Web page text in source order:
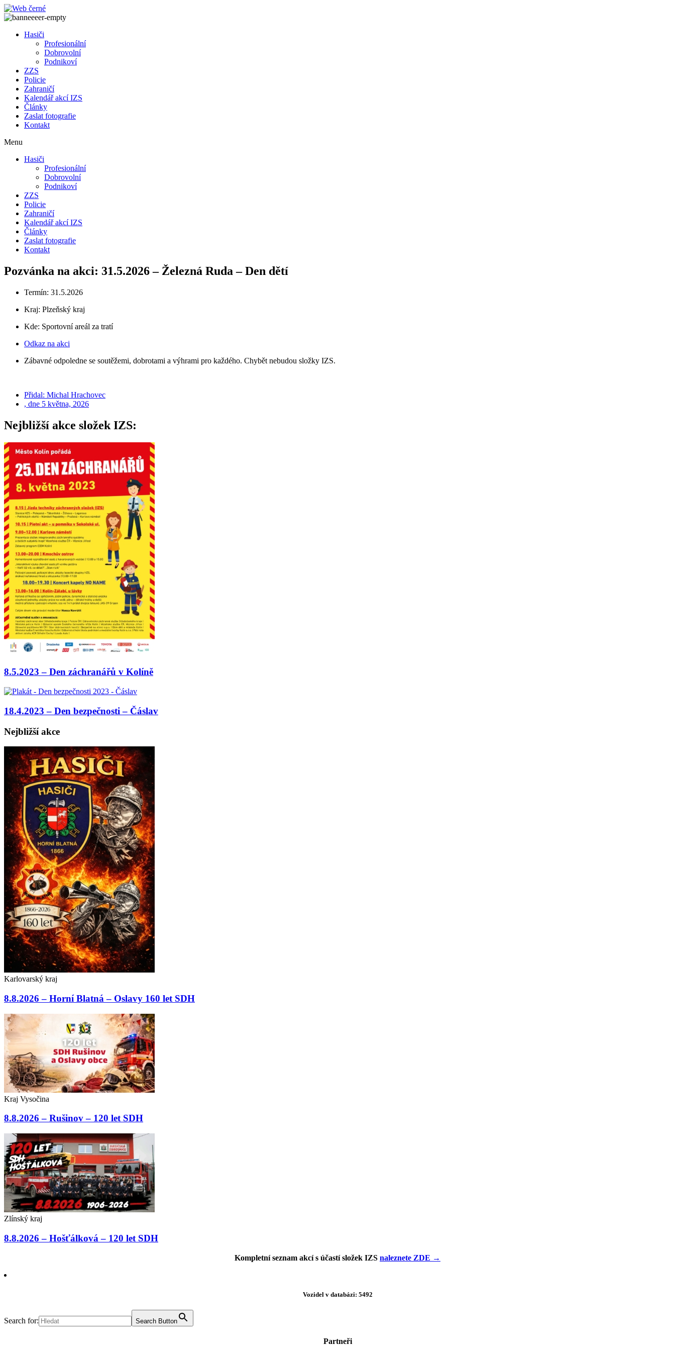
Přejít
k
Hasiči
Profesionální
Dobrovolní
Podnikoví
ZZS
Policie
Zahraničí
Kalendář akcí IZS
Články
Zaslat fotografie
Kontakt
Menu
Hasiči
Profesionální
Dobrovolní
Podnikoví
ZZS
Policie
Zahraničí
Kalendář akcí IZS
Články
Zaslat fotografie
Kontakt
Pozvánka na akci: 31.5.2026 – Železná Ruda – Den dětí
Termín: 31.5.2026
Kraj: Plzeňský kraj
Kde: Sportovní areál za tratí
Odkaz na akci
Zábavné odpoledne se soutěžemi, dobrotami a výhrami pro každého. Chybět nebudou složky IZS.
Přidal: Michal Hrachovec
, dne 5 května, 2026
Nejbližší akce složek IZS:
8.5.2023 – Den záchranářů v Kolíně
18.4.2023 – Den bezpečnosti – Čáslav
Nejbližší akce
Karlovarský kraj
8.8.2026 – Horní Blatná – Oslavy 160 let SDH
Kraj Vysočina
8.8.2026 – Rušinov – 120 let SDH
Zlínský kraj
8.8.2026 – Hošťálková – 120 let SDH
Kompletní seznam akcí s účastí složek IZS naleznete ZDE →
Vozidel v databázi: 5492
Search for: Search Button
Partneři